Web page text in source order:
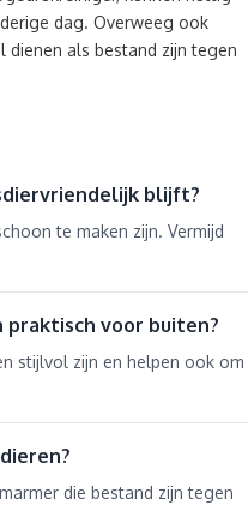
dag. Overweeg ook
als bestand zijn tegen
blijft?
te maken zijn. Vermijd
praktisch voor buiten?
stijlvol zijn en helpen ook om
die bestand zijn tegen